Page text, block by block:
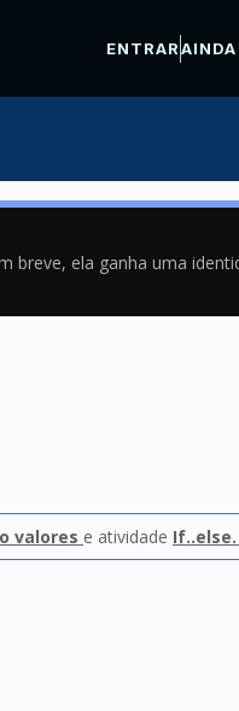
ENTRAR
breve, ela ganha uma
valores e atividade